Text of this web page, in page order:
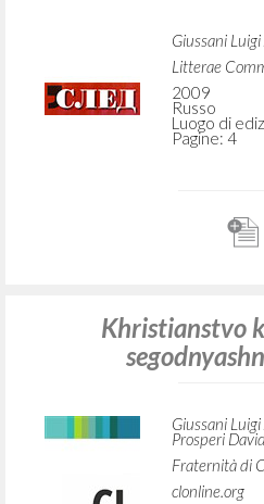
Giussani
Litterae
2009
Russo
Luogo di
Pagine: 4
Khristianstvo
Giussani
Prosperi
Fraternità di
clonline.org